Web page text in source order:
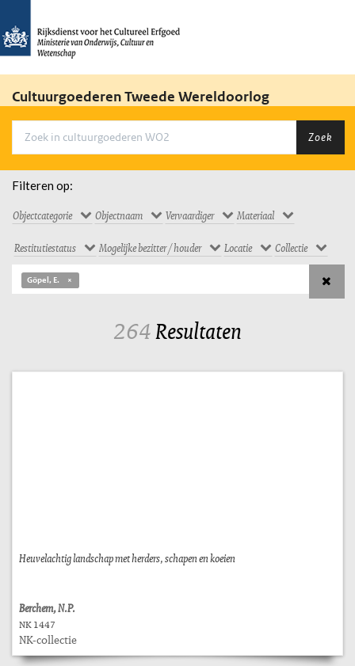
Cultuurgoederen Tweede Wereldoorlog
Zoek
Filteren op:
Objectcategorie Objectnaam Vervaardiger Materiaal
Restitutiestatus Mogelijke bezitter / houder Locatie Collectie
Göpel, E.
264Resultaten
Heuvelachtig landschap met herders, schapen en koeien
Berchem, N.P.
NK 1447
NK-collectie